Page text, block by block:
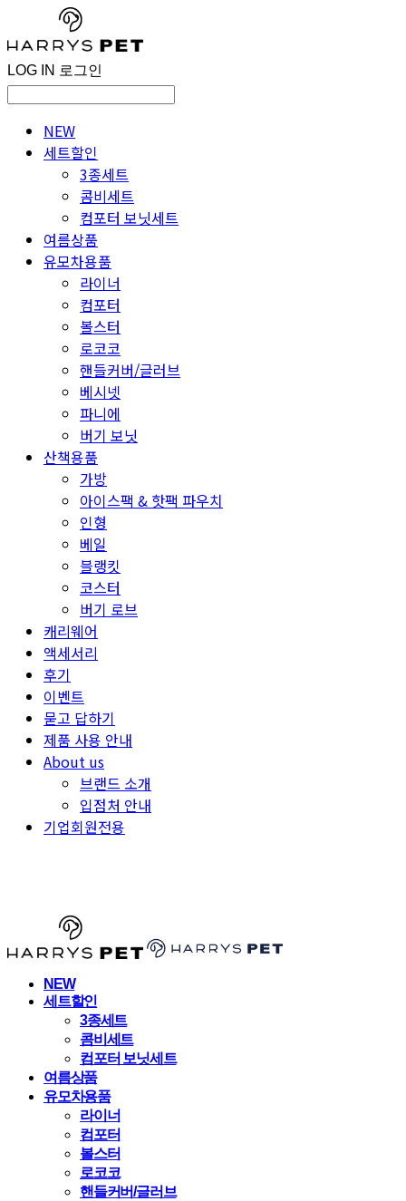
LOG IN 로그인
NEW
세트할인
3종세트
콤비세트
컴포터 보닛세트
여름상품
유모차용품
라이너
컴포터
볼스터
로코코
핸들커버/글러브
베시넷
파니에
버기 보닛
산책용품
가방
아이스팩 & 핫팩 파우치
인형
베일
블랭킷
코스터
버기 로브
캐리웨어
액세서리
후기
이벤트
묻고 답하기
제품 사용 안내
About us
브랜드 소개
입점처 안내
기업회원전용
NEW
세트할인
3종세트
콤비세트
컴포터 보닛세트
여름상품
유모차용품
라이너
컴포터
볼스터
로코코
핸들커버/글러브